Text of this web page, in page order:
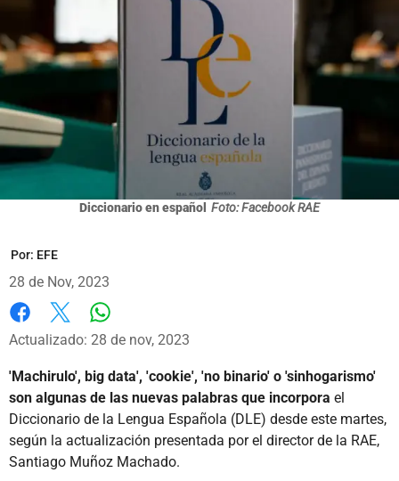
Diccionario en español Foto: Facebook RAE
Por: EFE
28 de Nov, 2023
Facebook
X
Actualizado: 28 de nov, 2023
'Machirulo', big data', 'cookie', 'no binario' o 'sinhogarismo'
son algunas de las nuevas palabras que incorpora el
Diccionario de la Lengua Española (DLE) desde este martes,
según la actualización presentada por el director de la RAE,
Santiago Muñoz Machado.